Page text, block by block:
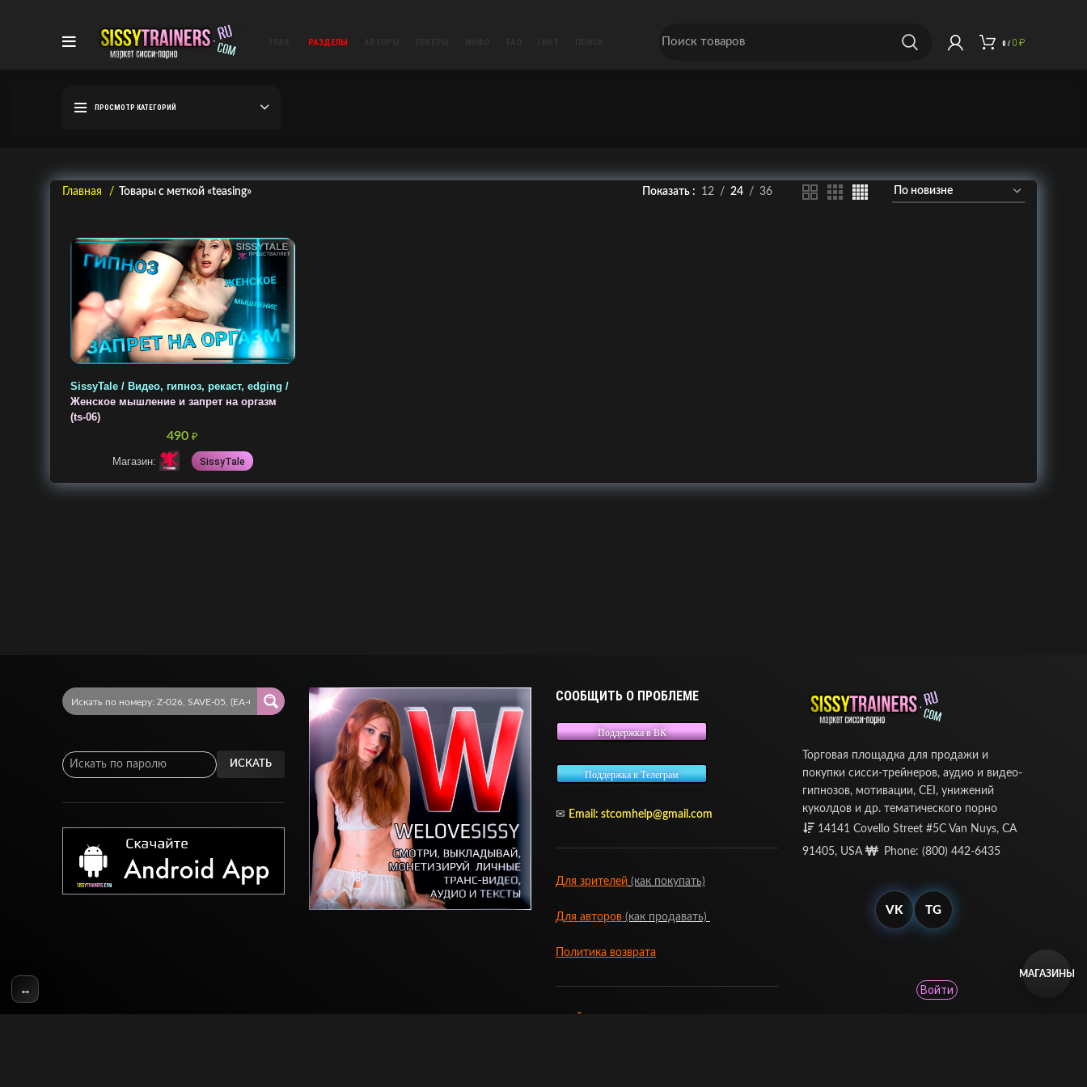
РАЗДЕЛЫ 0 / 0 ₽
ПРОСМОТР КАТЕГОРИЙ
Главная Товары с меткой «teasing» Показать 12 24 36
SissyTale / Видео, гипноз, рекаст, edging /
Женское мышление и запрет на оргазм
(ts-06)
490₽
Магазин: SissyTale
ИСКАТЬ
СООБЩИТЬ О ПРОБЛЕМЕ
Поддержка в ВК
Поддержка в Телеграм
✉ Email: stcomhelp@gmail.com
Для зрителей (как покупать)
Для авторов (как продавать)
Политика возврата
Торговая площадка для продажи и
покупки сисси-трейнеров, аудио и видео-
гипнозов, мотивации, CEI, унижений
куколдов и др. тематического порно
14141 Covello Street #5C Van Nuys, CA
91405, USA
Phone: (800) 442-6435
VK TG
↔ Войти
МАГАЗИНЫ